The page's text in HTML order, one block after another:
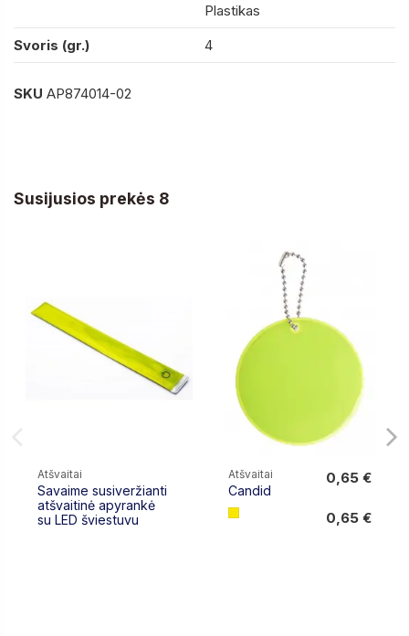
Plastikas
Svoris (gr.)
4
SKU AP874014-02
Susijusios prekės 8
Atšvaitai
Savaime susiveržianti
atšvaitinė apyrankė
su LED šviestuvu
Atšvaitai
Candid
0,65 €
0,65 €